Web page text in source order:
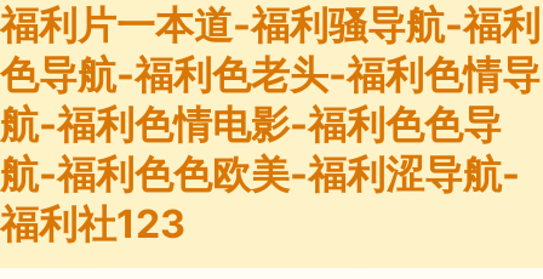
福利片一本道-福利骚导航-福利
色导航-福利色老头-福利色情导
航-福利色情电影-福利色色导
航-福利色色欧美-福利涩导航-
福利社123